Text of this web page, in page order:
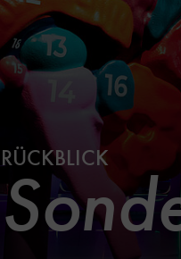
RÜCKBLICK